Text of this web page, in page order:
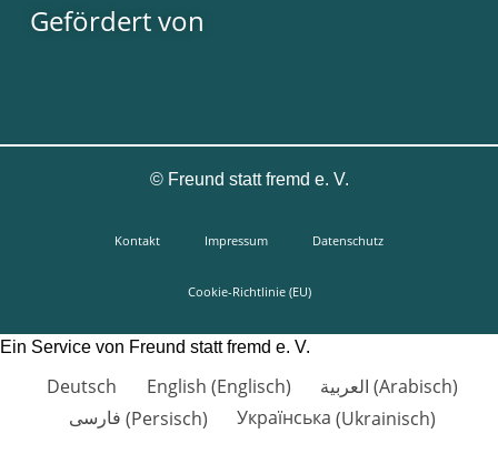
Gefördert von
©Freund statt fremd e. V.
Kontakt Impressum Datenschutz
Cookie-Richtlinie (EU)
Ein Service von Freund statt fremd e. V.
Deutsch English (Englisch) العربية (Arabisch)
فارسی (Persisch) Українська (Ukrainisch)